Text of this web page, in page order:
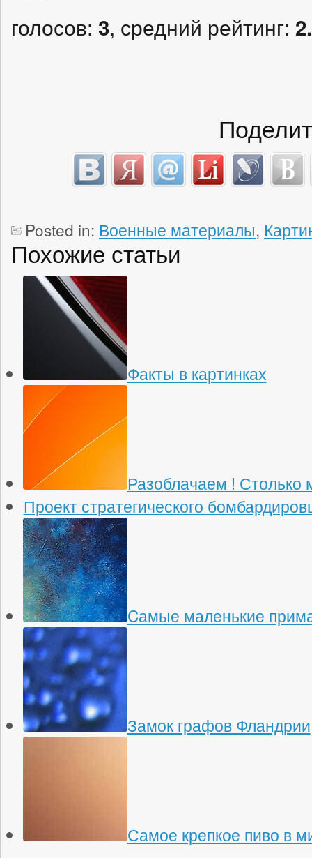
голосов: 3, средний рейтинг:
Posted in: Военные материалы,
Похожие статьи
Факты в картинках
Разоблачаем ! Столько
Проект стратегического
Cамые маленькие
Замок графов Фландрии
Самое крепкое пиво в